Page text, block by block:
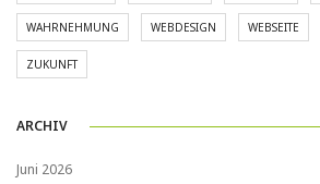
WAHRNEHMUNG WEBDESIGN WEBSEITE
ZUKUNFT
ARCHIV
Juni 2026